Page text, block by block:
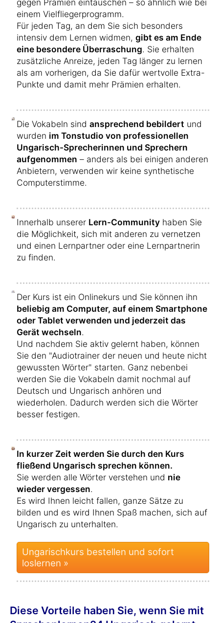
gegen Prämien eintauschen – so ähnlich wie bei
einem Vielfliegerprogramm.
Für jeden Tag, an dem Sie sich besonders
intensiv dem Lernen widmen, gibt es am Ende
eine besondere Überraschung. Sie erhalten
zusätzliche Anreize, jeden Tag länger zu lernen
als am vorherigen, da Sie dafür wertvolle Extra-
Punkte und damit mehr Prämien erhalten.
Die Vokabeln sind ansprechend bebildert und
wurden im Tonstudio von professionellen
Ungarisch-Sprecherinnen und Sprechern
aufgenommen – anders als bei einigen anderen
Anbietern, verwenden wir keine synthetische
Computerstimme.
Innerhalb unserer Lern-Community haben Sie
die Möglichkeit, sich mit anderen zu vernetzen
und einen Lernpartner oder eine Lernpartnerin
zu finden.
Der Kurs ist ein Onlinekurs und Sie können ihn
beliebig am Computer, auf einem Smartphone
oder Tablet verwenden und jederzeit das
Gerät wechseln.
Und nachdem Sie aktiv gelernt haben, können
Sie den "Audiotrainer der neuen und heute nicht
gewussten Wörter" starten. Ganz nebenbei
werden Sie die Vokabeln damit nochmal auf
Deutsch und Ungarisch anhören und
wiederholen. Dadurch werden sich die Wörter
besser festigen.
In kurzer Zeit werden Sie durch den Kurs
fließend Ungarisch sprechen können.
Sie werden alle Wörter verstehen und nie
wieder vergessen.
Es wird Ihnen leicht fallen, ganze Sätze zu
bilden und es wird Ihnen Spaß machen, sich auf
Ungarisch zu unterhalten.
Ungarischkurs bestellen und sofort
loslernen »
Diese Vorteile haben Sie, wenn Sie mit